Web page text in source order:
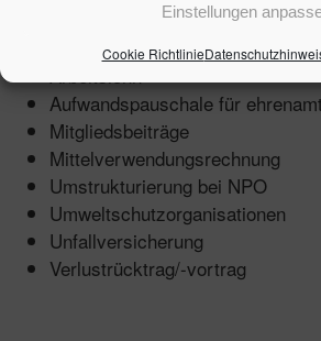
Einstellungen
Cookie Richtlinie
Arbeitgeber – Verein als
Arbeitnehmer des Vereins
Arbeitslohn
Aufwandspauschale für
Mitgliedsbeiträge
Mittelverwendungsrechnung
Umstrukturierung bei NPO
Umweltschutzorganisationen
Unfallversicherung
Verlustrücktrag/-vortrag